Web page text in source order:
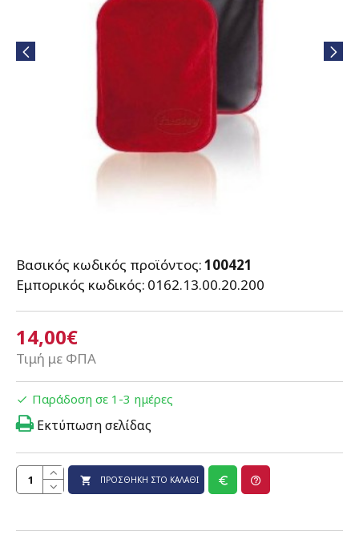
14,00€
Τιμή με ΦΠΑ
Βασικός κωδικός προϊόντος:100421
Εμπορικός κωδικός: 0162.13.00.20.200
Παράδοση σε 1-3 ημέρες
ΠΡΟΣΘΉΚΗ ΣΤΟ ΚΑΛΆΘΙ
Εκτύπωση σελίδας